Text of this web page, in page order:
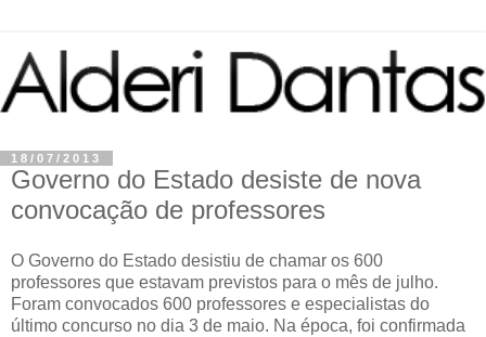
18/07/2013
Governo do Estado desiste de nova
convocação de professores
O Governo do Estado desistiu de chamar os 600
professores que estavam previstos para o mês de julho.
Foram convocados 600 professores e especialistas do
último concurso no dia 3 de maio. Na época, foi confirmada